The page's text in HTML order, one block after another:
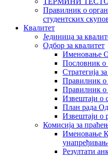
Правилник о
студентских
Квалитет
Јединица за
Одбор за квалитет
Именовање
Пословник о
Стратегија
Правилник о
Правилник о
Извештаји о
План рада
Извештаји о
Комисија за
Именовање
Резултати